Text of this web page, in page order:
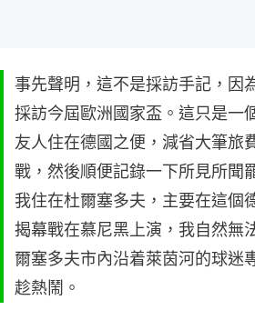
事先聲明，這不是採訪手記，因
採訪今屆歐洲國家盃。這只是一
友人住在德國之便，減省大筆旅
戰，然後順便記錄一下所見所聞
我住在杜爾塞多夫，主要在這個
揭幕戰在慕尼黑上演，我自然無
爾塞多夫市內沿着萊茵河的球迷
趁熱鬧。